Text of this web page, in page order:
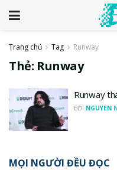
Trang chủ Tag Runway
Thẻ: Runway
Runway
BỞI NGUYEN
MỌI NGƯỜI ĐỀU ĐỌC